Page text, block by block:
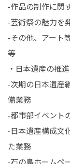
-作品の制作に関
-芸術祭の魅力を
-その他、アート
等
・日本遺産の推
-次期の日本遺産
備業務
-都市部イベント
-日本遺産構成文
た業務
-石の島ホームペ